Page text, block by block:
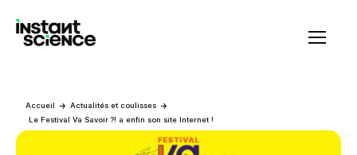
Accueil
Actualités et coulisses
Le Festival Va Savoir ?! a enfin son site Internet !